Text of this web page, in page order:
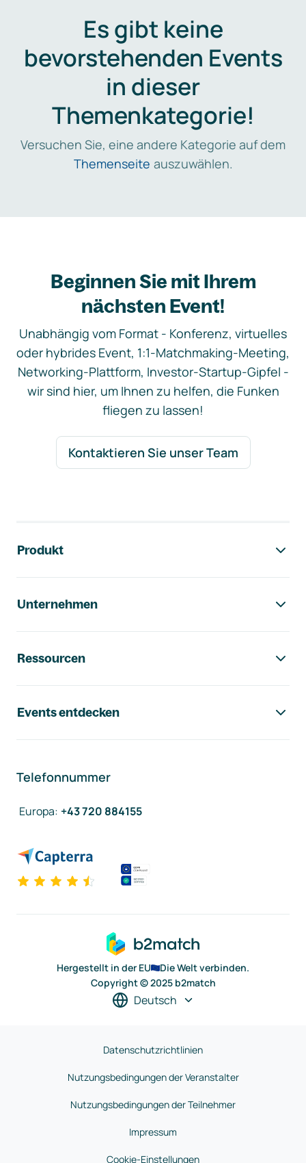
Es gibt keine
bevorstehenden Events
in dieser
Themenkategorie!
Versuchen Sie, eine andere Kategorie auf dem
Themenseite auszuwählen.
Beginnen Sie mit Ihrem
nächsten Event!
Unabhängig vom Format - Konferenz, virtuelles
oder hybrides Event, 1:1-Matchmaking-Meeting,
Networking-Plattform, Investor-Startup-Gipfel -
wir sind hier, um Ihnen zu helfen, die Funken
fliegen zu lassen!
Kontaktieren Sie unser Team
Produkt
Unternehmen
Ressourcen
Events entdecken
Telefonnummer
Europa: +43 720 884155
Hergestellt in der EU
Die Welt verbinden.
Copyright © 2025 b2match
Deutsch
Datenschutzrichtlinien
Nutzungsbedingungen der Veranstalter
Nutzungsbedingungen der Teilnehmer
Impressum
Cookie-Einstellungen